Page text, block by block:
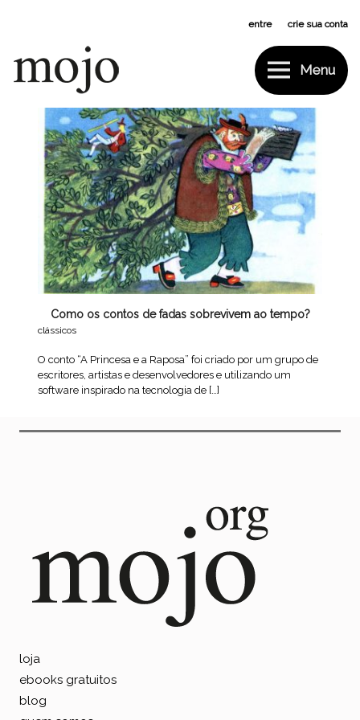
conteúdo
entreou crie sua conta
Menu
Tag:
Como os contos de fadas sobrevivem ao tempo?
clássicos
O conto “A Princesa e a Raposa” foi criado por um grupo de
escritores, artistas e desenvolvedores e utilizando um
software inspirado na tecnologia de […]
leia mais
loja
ebooks gratuitos
blog